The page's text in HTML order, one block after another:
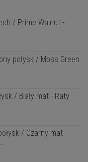
/ Prime Walnut -
połysk / Moss Green
/ Biały mat - Raty
/ Czarny mat -